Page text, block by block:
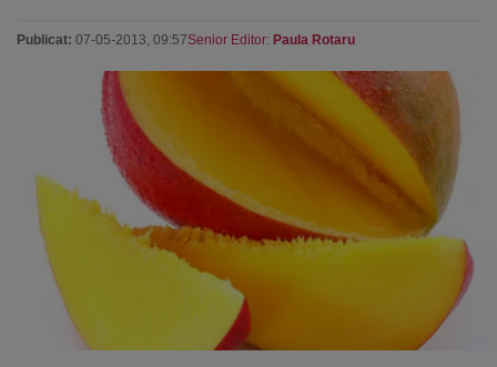
Publicat: 07-05-2013, 09:57Senior Editor: Paula Rotaru